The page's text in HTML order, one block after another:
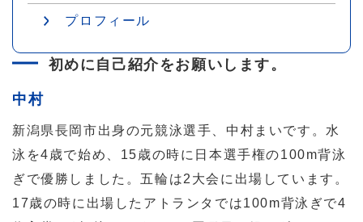
プロフィール
初めに自己紹介をお願いします。
中村
新潟県長岡市出身の元競泳選手、中村まいです。水
泳を4歳で始め、15歳の時に日本選手権の100m背泳
ぎで優勝しました。五輪は2大会に出場しています。
17歳の時に出場したアトランタでは100m背泳ぎで4